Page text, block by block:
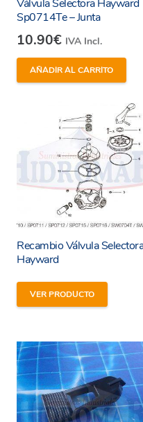
He leído y estoy
condiciones y
Enviar
Válvula Selectora Hayward
Sp0714Te – Junta
10.90€ IVA Incl.
AÑADIR AL CARRITO
Recambio Válvula
Hayward
VER PRODUCTO